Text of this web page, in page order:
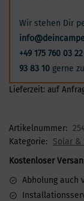
Wir stehen Dir
+49 175 760 03 22
93 83 10 gerne
Lieferzeit: auf
Artikelnummer:
Kategorie: Solar &
Kostenloser
Abholung auch